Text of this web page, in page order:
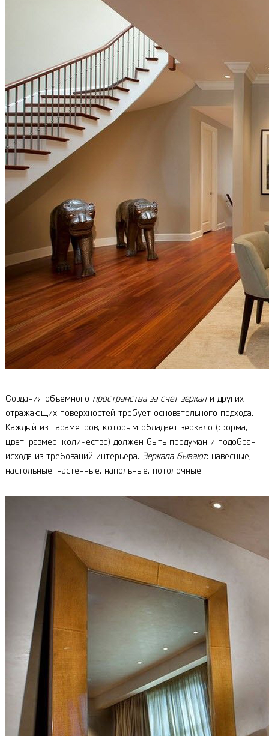
Создания объемного пространства за счет зеркали других
отражающих поверхностей требует основательного подхода.
Каждый из параметров, которым обладает зеркало (форма,
цвет, размер, количество) должен быть продуман и подобран
исходя из требований интерьера. Зеркала бывают: навесные,
настольные, настенные, напольные, потолочные.